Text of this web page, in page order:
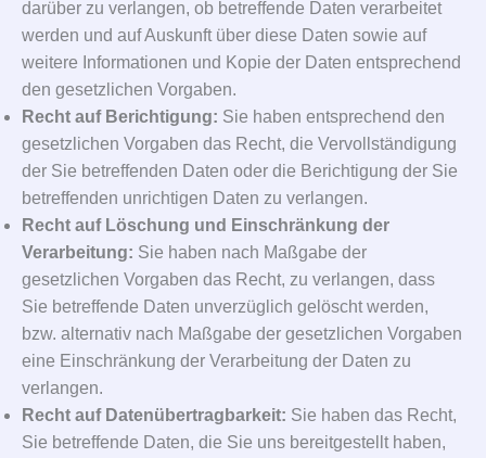
darüber zu verlangen, ob betreffende Daten verarbeitet
werden und auf Auskunft über diese Daten sowie auf
weitere Informationen und Kopie der Daten entsprechend
den gesetzlichen Vorgaben.
Recht auf Berichtigung: Sie haben entsprechend den
gesetzlichen Vorgaben das Recht, die Vervollständigung
der Sie betreffenden Daten oder die Berichtigung der Sie
betreffenden unrichtigen Daten zu verlangen.
Recht auf Löschung und Einschränkung der
Verarbeitung: Sie haben nach Maßgabe der
gesetzlichen Vorgaben das Recht, zu verlangen, dass
Sie betreffende Daten unverzüglich gelöscht werden,
bzw. alternativ nach Maßgabe der gesetzlichen Vorgaben
eine Einschränkung der Verarbeitung der Daten zu
verlangen.
Recht auf Datenübertragbarkeit: Sie haben das Recht,
Sie betreffende Daten, die Sie uns bereitgestellt haben,